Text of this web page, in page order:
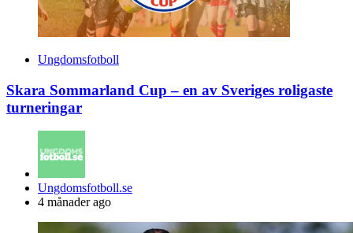
Ungdomsfotboll
Skara Sommarland Cup – en av Sveriges roligaste
turneringar
Posted
by
Ungdomsfotboll.se
4 månader ago